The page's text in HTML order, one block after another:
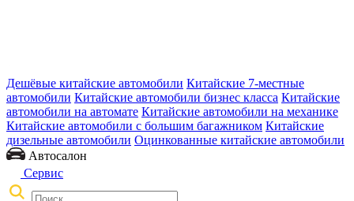
Дешёвые китайские автомобили Китайские 7-местные
автомобили Китайские автомобили бизнес класса Китайские
автомобили на автомате Китайские автомобили на механике
Китайские автомобили с большим багажником Китайские
дизельные автомобили Оцинкованные китайские автомобили
Автосалон
Сервис